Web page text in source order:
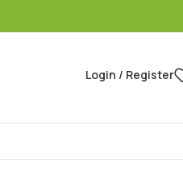
Login / Register